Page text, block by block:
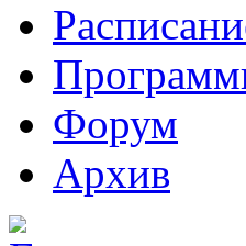
Форум
Архив